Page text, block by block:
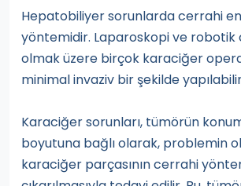
Hepatobiliyer sorunlarda cerrahi
yöntemidir. Laparoskopi ve robotik
olmak üzere birçok karaciğer
minimal invaziv bir şekilde
Karaciğer sorunları, tümörün
boyutuna bağlı olarak, problemin
karaciğer parçasının cerrahi